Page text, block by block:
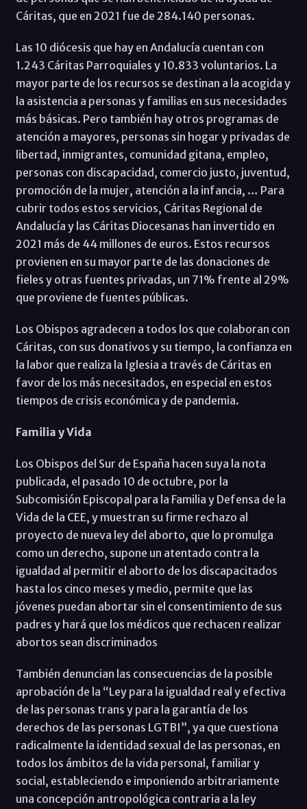
Cáritas, que en 2021 fue de 284.140 personas.
Las 10 diócesis que hay en Andalucía cuentan con
1.243 Cáritas Parroquiales y 10.833 voluntarios. La
mayor parte de los recursos se destinan a la acogida y
la asistencia a personas y familias en sus necesidades
más básicas. Pero también hay otros programas de
atención a mayores, personas sin hogar y privadas de
libertad, inmigrantes, comunidad gitana, empleo,
personas con discapacidad, comercio justo, juventud,
promoción de la mujer, atención a la infancia, … Para
cubrir todos estos servicios, Cáritas Regional de
Andalucía y las Cáritas Diocesanas han invertido en
2021 más de 44 millones de euros. Estos recursos
provienen en su mayor parte de las donaciones de
fieles y otras fuentes privadas, un 71% frente al 29%
que proviene de fuentes públicas.
Los Obispos agradecen a todos los que colaboran con
Cáritas, con sus donativos y su tiempo, la confianza en
la labor que realiza la Iglesia a través de Cáritas en
favor de los más necesitados, en especial en estos
tiempos de crisis económica y de pandemia.
Familia y Vida
Los Obispos del Sur de España hacen suya la nota
publicada, el pasado 10 de octubre, por la
Subcomisión Episcopal para la Familia y Defensa de la
Vida de la CEE, y muestran su firme rechazo al
proyecto de nueva ley del aborto, que lo promulga
como un derecho, supone un atentado contra la
igualdad al permitir el aborto de los discapacitados
hasta los cinco meses y medio, permite que las
jóvenes puedan abortar sin el consentimiento de sus
padres y hará que los médicos que rechacen realizar
abortos sean discriminados
También denuncian las consecuencias de la posible
aprobación de la “Ley para la igualdad real y efectiva
de las personas trans y para la garantía de los
derechos de las personas LGTBI”, ya que cuestiona
radicalmente la identidad sexual de las personas, en
todos los ámbitos de la vida personal, familiar y
social, estableciendo e imponiendo arbitrariamente
una concepción antropológica contraria a la ley